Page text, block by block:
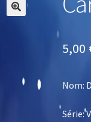
5,00
Nom:
Série: